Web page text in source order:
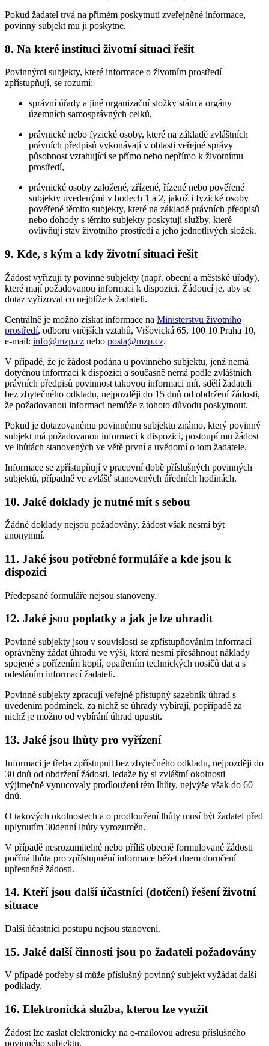
Pokud žadatel trvá na přímém poskytnutí zveřejněné informace,
povinný subjekt mu ji poskytne.
8. Na které instituci životní situaci řešit
Povinnými subjekty, které informace o životním prostředí
zpřístupňují, se rozumí:
správní úřady a jiné organizační složky státu a orgány
územních samosprávných celků,
právnické nebo fyzické osoby, které na základě zvláštních
právních předpisů vykonávají v oblasti veřejné správy
působnost vztahující se přímo nebo nepřímo k životnímu
prostředí,
právnické osoby založené, zřízené, řízené nebo pověřené
subjekty uvedenými v bodech 1 a 2, jakož i fyzické osoby
pověřené těmito subjekty, které na základě právních předpisů
nebo dohody s těmito subjekty poskytují služby, které
ovlivňují stav životního prostředí a jeho jednotlivých složek.
9. Kde, s kým a kdy životní situaci řešit
Žádost vyřizují ty povinné subjekty (např. obecní a městské úřady),
které mají požadovanou informaci k dispozici. Žádoucí je, aby se
dotaz vyřizoval co nejblíže k žadateli.
Centrálně je možno získat informace na Ministerstvu životního
prostředí, odboru vnějších vztahů, Vršovická 65, 100 10 Praha 10,
e-mail: info@mzp.cz nebo posta@mzp.cz.
V případě, že je žádost podána u povinného subjektu, jenž nemá
dotyčnou informaci k dispozici a současně nemá podle zvláštních
právních předpisů povinnost takovou informaci mít, sdělí žadateli
bez zbytečného odkladu, nejpozději do 15 dnů od obdržení žádosti,
že požadovanou informaci nemůže z tohoto důvodu poskytnout.
Pokud je dotazovanému povinnému subjektu známo, který povinný
subjekt má požadovanou informaci k dispozici, postoupí mu žádost
ve lhůtách stanovených ve větě první a uvědomí o tom žadatele.
Informace se zpřístupňují v pracovní době příslušných povinných
subjektů, případně ve zvlášť stanovených úředních hodinách.
10. Jaké doklady je nutné mít s sebou
Žádné doklady nejsou požadovány, žádost však nesmí být
anonymní.
11. Jaké jsou potřebné formuláře a kde jsou k
dispozici
Předepsané formuláře nejsou stanoveny.
12. Jaké jsou poplatky a jak je lze uhradit
Povinné subjekty jsou v souvislosti se zpřístupňováním informací
oprávněny žádat úhradu ve výši, která nesmí přesáhnout náklady
spojené s pořízením kopií, opatřením technických nosičů dat a s
odesláním informací žadateli.
Povinné subjekty zpracují veřejně přístupný sazebník úhrad s
uvedením podmínek, za nichž se úhrady vybírají, popřípadě za
nichž je možno od vybírání úhrad upustit.
13. Jaké jsou lhůty pro vyřízení
Informaci je třeba zpřístupnit bez zbytečného odkladu, nejpozději do
30 dnů od obdržení žádosti, ledaže by si zvláštní okolnosti
výjimečně vynucovaly prodloužení této lhůty, nejvýše však do 60
dnů.
O takových okolnostech a o prodloužení lhůty musí být žadatel před
uplynutím 30denní lhůty vyrozuměn.
V případě nesrozumitelné nebo příliš obecně formulované žádosti
počíná lhůta pro zpřístupnění informace běžet dnem doručení
upřesněné žádosti.
14. Kteří jsou další účastníci (dotčení) řešení životní
situace
Další účastníci postupu nejsou stanoveni.
15. Jaké další činnosti jsou po žadateli požadovány
V případě potřeby si může příslušný povinný subjekt vyžádat další
podklady.
16. Elektronická služba, kterou lze využít
Žádost lze zaslat elektronicky na e-mailovou adresu příslušného
povinného subjektu.